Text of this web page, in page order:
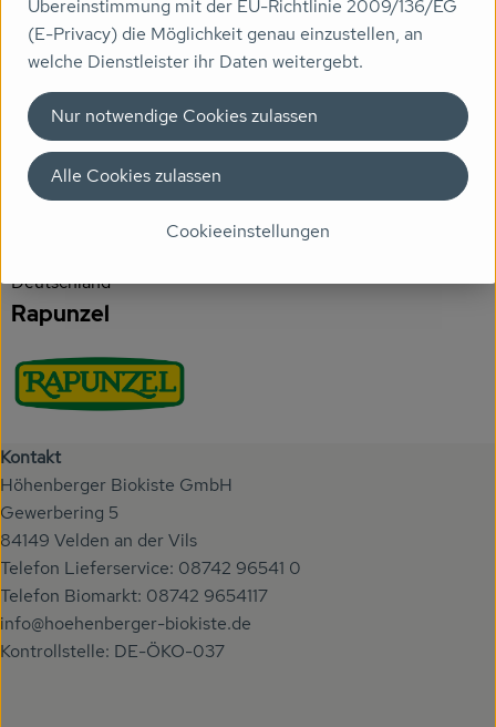
Veranstaltungen
Wissen
Über uns
Produktdatenblatt
Herkunft
Hersteller: Rapunzel
Deutschland
Rapunzel
Kontakt
Höhenberger Biokiste GmbH
Gewerbering 5
84149 Velden an der Vils
Telefon Lieferservice: 08742 96541 0
Telefon Biomarkt: 08742 9654117
info@hoehenberger-biokiste.de
Kontrollstelle: DE-ÖKO-037
Übereinstimmung mit der EU-Richtlinie 2009/136/EG
(E-Privacy) die Möglichkeit genau einzustellen, an
welche Dienstleister ihr Daten weitergebt.
Cookieeinstellungen
Nur notwendige Cookies zulassen
Alle Cookies zulassen